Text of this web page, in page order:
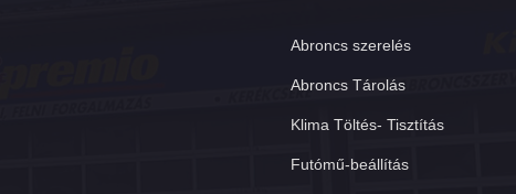
Abroncs szerelés
Abroncs Tárolás
Klima Töltés- Tisztítás
Futómű-beállítás